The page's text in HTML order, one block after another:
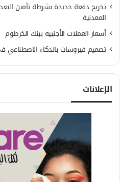
تخريج دفعة جديدة بشرطة تأمين
المعدنية
أسعار العملات الأجنبية ببنك الخرطوم
تصميم فيروسات بالذكاء الاصطناعي
الإعلانات